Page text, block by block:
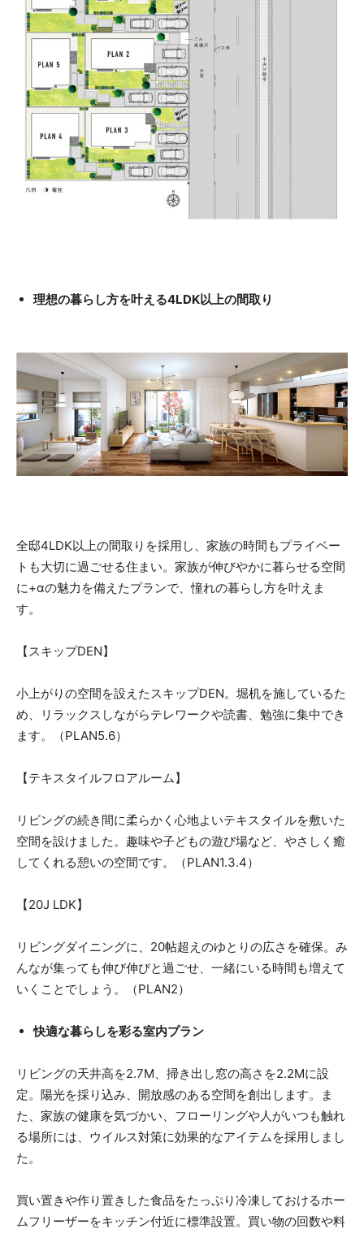
理想の暮らし方を叶える4LDK以上の間取り
全邸4LDK以上の間取りを採用し、家族の時間もプライベー
トも大切に過ごせる住まい。家族が伸びやかに暮らせる空間
に+αの魅力を備えたプランで、憧れの暮らし方を叶えま
す。
【スキップDEN】
小上がりの空間を設えたスキップDEN。堀机を施しているた
め、リラックスしながらテレワークや読書、勉強に集中でき
ます。（PLAN5.6）
【テキスタイルフロアルーム】
リビングの続き間に柔らかく心地よいテキスタイルを敷いた
空間を設けました。趣味や子どもの遊び場など、やさしく癒
してくれる憩いの空間です。（PLAN1.3.4）
【20J LDK】
リビングダイニングに、20帖超えのゆとりの広さを確保。み
んなが集っても伸び伸びと過ごせ、一緒にいる時間も増えて
いくことでしょう。（PLAN2）
快適な暮らしを彩る室内プラン
リビングの天井高を2.7M、掃き出し窓の高さを2.2Mに設
定。陽光を採り込み、開放感のある空間を創出します。ま
た、家族の健康を気づかい、フローリングや人がいつも触れ
る場所には、ウイルス対策に効果的なアイテムを採用しまし
た。
買い置きや作り置きした食品をたっぷり冷凍しておけるホー
ムフリーザーをキッチン付近に標準設置。買い物の回数や料